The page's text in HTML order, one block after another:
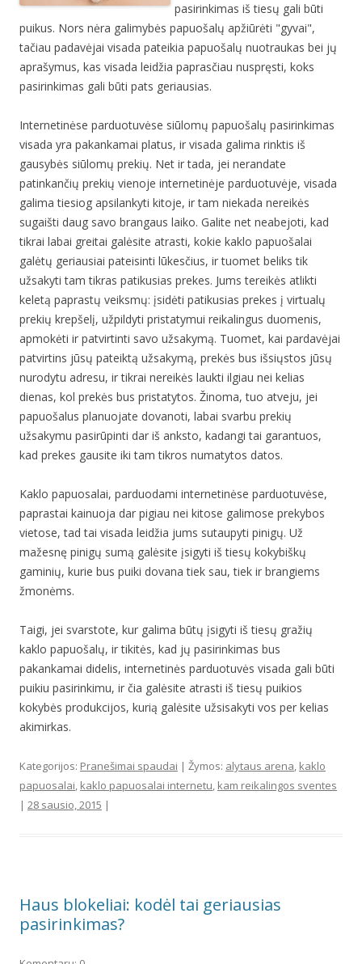
pasirinkimas iš tiesų gali būti
puikus. Nors nėra galimybės papuošalų apžiūrėti "gyvai",
tačiau padavėjai visada pateikia papuošalų nuotraukas bei jų
aprašymus, kas visada leidžia paprasčiau nuspręsti, koks
pasirinkimas gali būti pats geriausias.
Internetinėse parduotuvėse siūlomų papuošalų pasirinkimas
visada yra pakankamai platus, ir visada galima rinktis iš
gausybės siūlomų prekių. Net ir tada, jei nerandate
patinkančių prekių vienoje internetinėje parduotuvėje, visada
galima tiesiog apsilankyti kitoje, ir tam niekada nereikės
sugaišti daug savo brangaus laiko. Galite net neabejoti, kad
tikrai labai greitai galėsite atrasti, kokie kaklo papuošalai
galėtų geriausiai pateisinti lūkesčius, ir tuomet beliks tik
užsakyti tam tikras patikusias prekes. Jums tereikės atlikti
keletą paprastų veiksmų: įsidėti patikusias prekes į virtualų
prekių krepšelį, užpildyti pristatymui reikalingus duomenis,
apmokėti ir patvirtinti savo užsakymą. Tuomet, kai pardavėjai
patvirtins jūsų pateiktą užsakymą, prekės bus išsiųstos jūsų
nurodytu adresu, ir tikrai nereikės laukti ilgiau nei kelias
dienas, kol prekės bus pristatytos. Žinoma, tuo atveju, jei
papuošalus planuojate dovanoti, labai svarbu prekių
užsakymu pasirūpinti dar iš anksto, kadangi tai garantuos,
kad prekes gausite iki tam tikros numatytos datos.
Kaklo papuosalai, parduodami internetinėse parduotuvėse,
paprastai kainuoja dar pigiau nei kitose galimose prekybos
vietose, tad tai visada leidžia jums sutaupyti pinigų. Už
mažesnę pinigų sumą galėsite įsigyti iš tiesų kokybiškų
gaminių, kurie bus puiki dovana tiek sau, tiek ir brangiems
žmonėms.
Taigi, jei svarstote, kur galima būtų įsigyti iš tiesų gražių
kaklo papuošalų, ir tikitės, kad jų pasirinkimas bus
pakankamai didelis, internetinės parduotuvės visada gali būti
puikiu pasirinkimu, ir čia galėsite atrasti iš tiesų puikios
kokybės produkcijos, kurią galėsite užsisakyti vos per kelias
akimirkas.
Kategorijos: Pranešimai spaudai | Žymos: alytaus arena, kaklo
papuosalai, kaklo papuosalai internetu, kam reikalingos sventes
| 28 sausio, 2015 |
Haus blokeliai: kodėl tai geriausias
pasirinkimas?